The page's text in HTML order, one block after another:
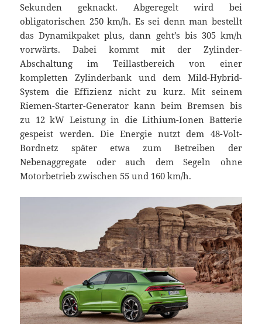
Sekunden geknackt. Abgeregelt wird bei
obligatorischen 250 km/h. Es sei denn man bestellt
das Dynamikpaket plus, dann geht’s bis 305 km/h
vorwärts. Dabei kommt mit der Zylinder-
Abschaltung im Teillastbereich von einer
kompletten Zylinderbank und dem Mild-Hybrid-
System die Effizienz nicht zu kurz. Mit seinem
Riemen-Starter-Generator kann beim Bremsen bis
zu 12 kW Leistung in die Lithium-Ionen Batterie
gespeist werden. Die Energie nutzt dem 48-Volt-
Bordnetz später etwa zum Betreiben der
Nebenaggregate oder auch dem Segeln ohne
Motorbetrieb zwischen 55 und 160 km/h.